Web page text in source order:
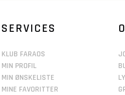
SERVICES
KLUB FARAOS
MIN PROFIL
MIN ØNSKELISTE
MINE FAVORITTER